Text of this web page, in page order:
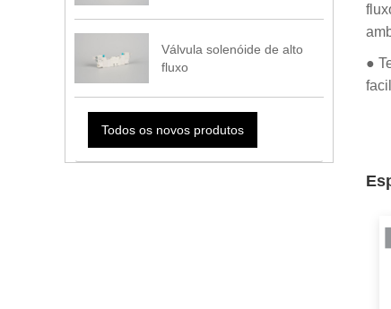
Válvula solenóide de alto
fluxo
Todos os novos produtos
●